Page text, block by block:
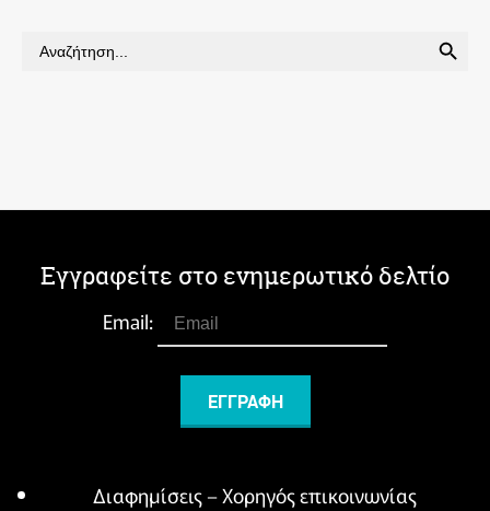
Search
for:
Εγγραφείτε στο ενημερωτικό δελτίο
Email:
Διαφημίσεις – Χορηγός επικοινωνίας